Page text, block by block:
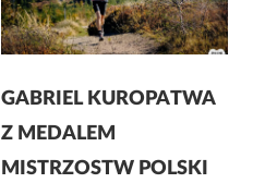
GABRIEL KUROPATWA
Z MEDALEM
MISTRZOSTW POLSKI